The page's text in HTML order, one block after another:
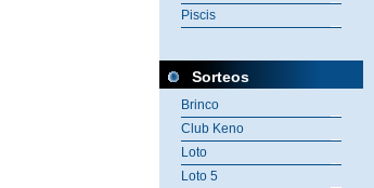
Piscis
Sorteos
Brinco
Club Keno
Loto
Loto 5